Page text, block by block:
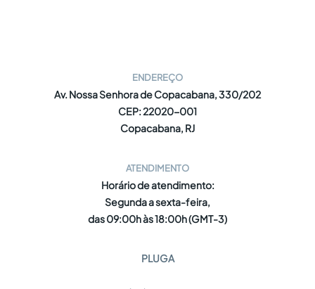
ENDEREÇO
Av. Nossa Senhora de Copacabana, 330/202
CEP: 22020-001
Copacabana, RJ
ATENDIMENTO
Horário de atendimento:
Segunda a sexta-feira,
das 09:00h às 18:00h (GMT-3)
PLUGA